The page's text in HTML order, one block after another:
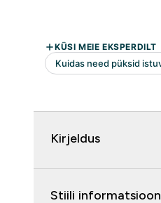
Kirjeldus
Stiili informatsioon